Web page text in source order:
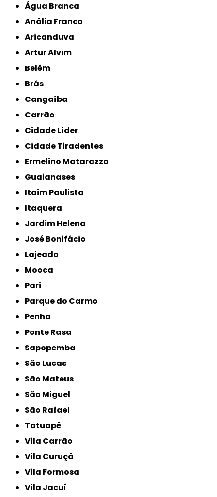
Água Branca
Anália Franco
Aricanduva
Artur Alvim
Belém
Brás
Cangaíba
Carrão
Cidade Líder
Cidade Tiradentes
Ermelino Matarazzo
Guaianases
Itaim Paulista
Itaquera
Jardim Helena
José Bonifácio
Lajeado
Mooca
Pari
Parque do Carmo
Penha
Ponte Rasa
Sapopemba
São Lucas
São Mateus
São Miguel
São Rafael
Tatuapé
Vila Carrão
Vila Curuçá
Vila Formosa
Vila Jacuí